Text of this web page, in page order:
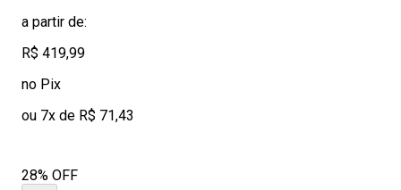
a partir de:
R$ 419,99
no Pix
ou 7x de R$ 71,43
28% OFF